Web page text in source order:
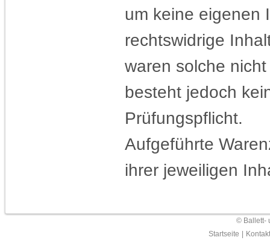
um keine eigenen
rechtswidrige
waren solche
besteht jedoch
Prüfungspflicht.
Aufgeführte
ihrer jeweiligen
© Ballett-
Startseite
Kontakt